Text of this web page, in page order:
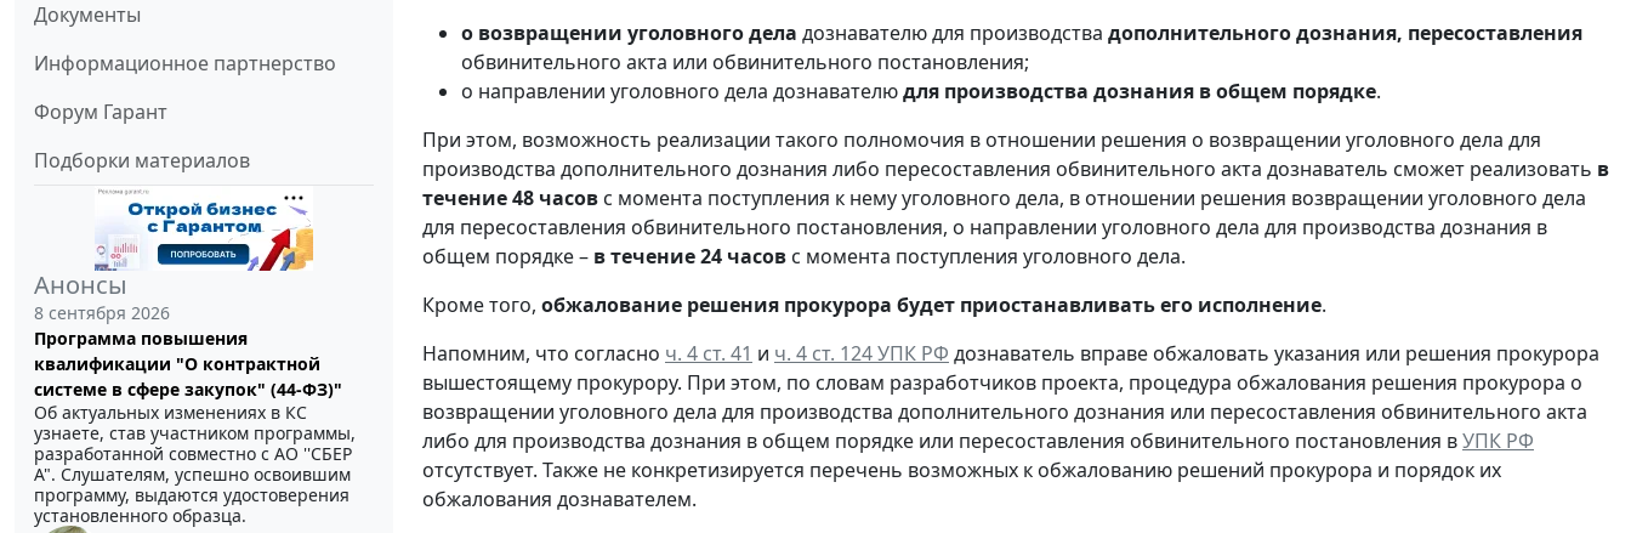
Документы
Информационное партнерство
Форум Гарант
Подборки материалов
Анонсы
8 сентября 2026
Программа повышения
квалификации "О контрактной
системе в сфере закупок" (44-ФЗ)"
Об актуальных изменениях в КС
узнаете, став участником программы,
разработанной совместно с АО ''СБЕР
А". Слушателям, успешно освоившим
программу, выдаются удостоверения
установленного образца.
о возвращении уголовного дела дознавателю для производства дополнительного дознания, пересоставления
обвинительного акта или обвинительного постановления;
о направлении уголовного дела дознавателюдля производства дознания в общем порядке.
При этом, возможность реализации такого полномочия в отношении решения о возвращении уголовного дела для
производства дополнительного дознания либо пересоставления обвинительного акта дознаватель сможет реализовать в
течение 48 часов с момента поступления к нему уголовного дела, в отношении решения возвращении уголовного дела
для пересоставления обвинительного постановления, о направлении уголовного дела для производства дознания в
общем порядке – в течение 24 часов с момента поступления уголовного дела.
Кроме того, обжалование решения прокурора будет приостанавливать его исполнение.
Напомним, что согласно ч. 4 ст. 41 и ч. 4 ст. 124 УПК РФ дознаватель вправе обжаловать указания или решения прокурора
вышестоящему прокурору. При этом, по словам разработчиков проекта, процедура обжалования решения прокурора о
возвращении уголовного дела для производства дополнительного дознания или пересоставления обвинительного акта
либо для производства дознания в общем порядке или пересоставления обвинительного постановления вУПК РФ
отсутствует. Также не конкретизируется перечень возможных к обжалованию решений прокурора и порядок их
обжалования дознавателем.